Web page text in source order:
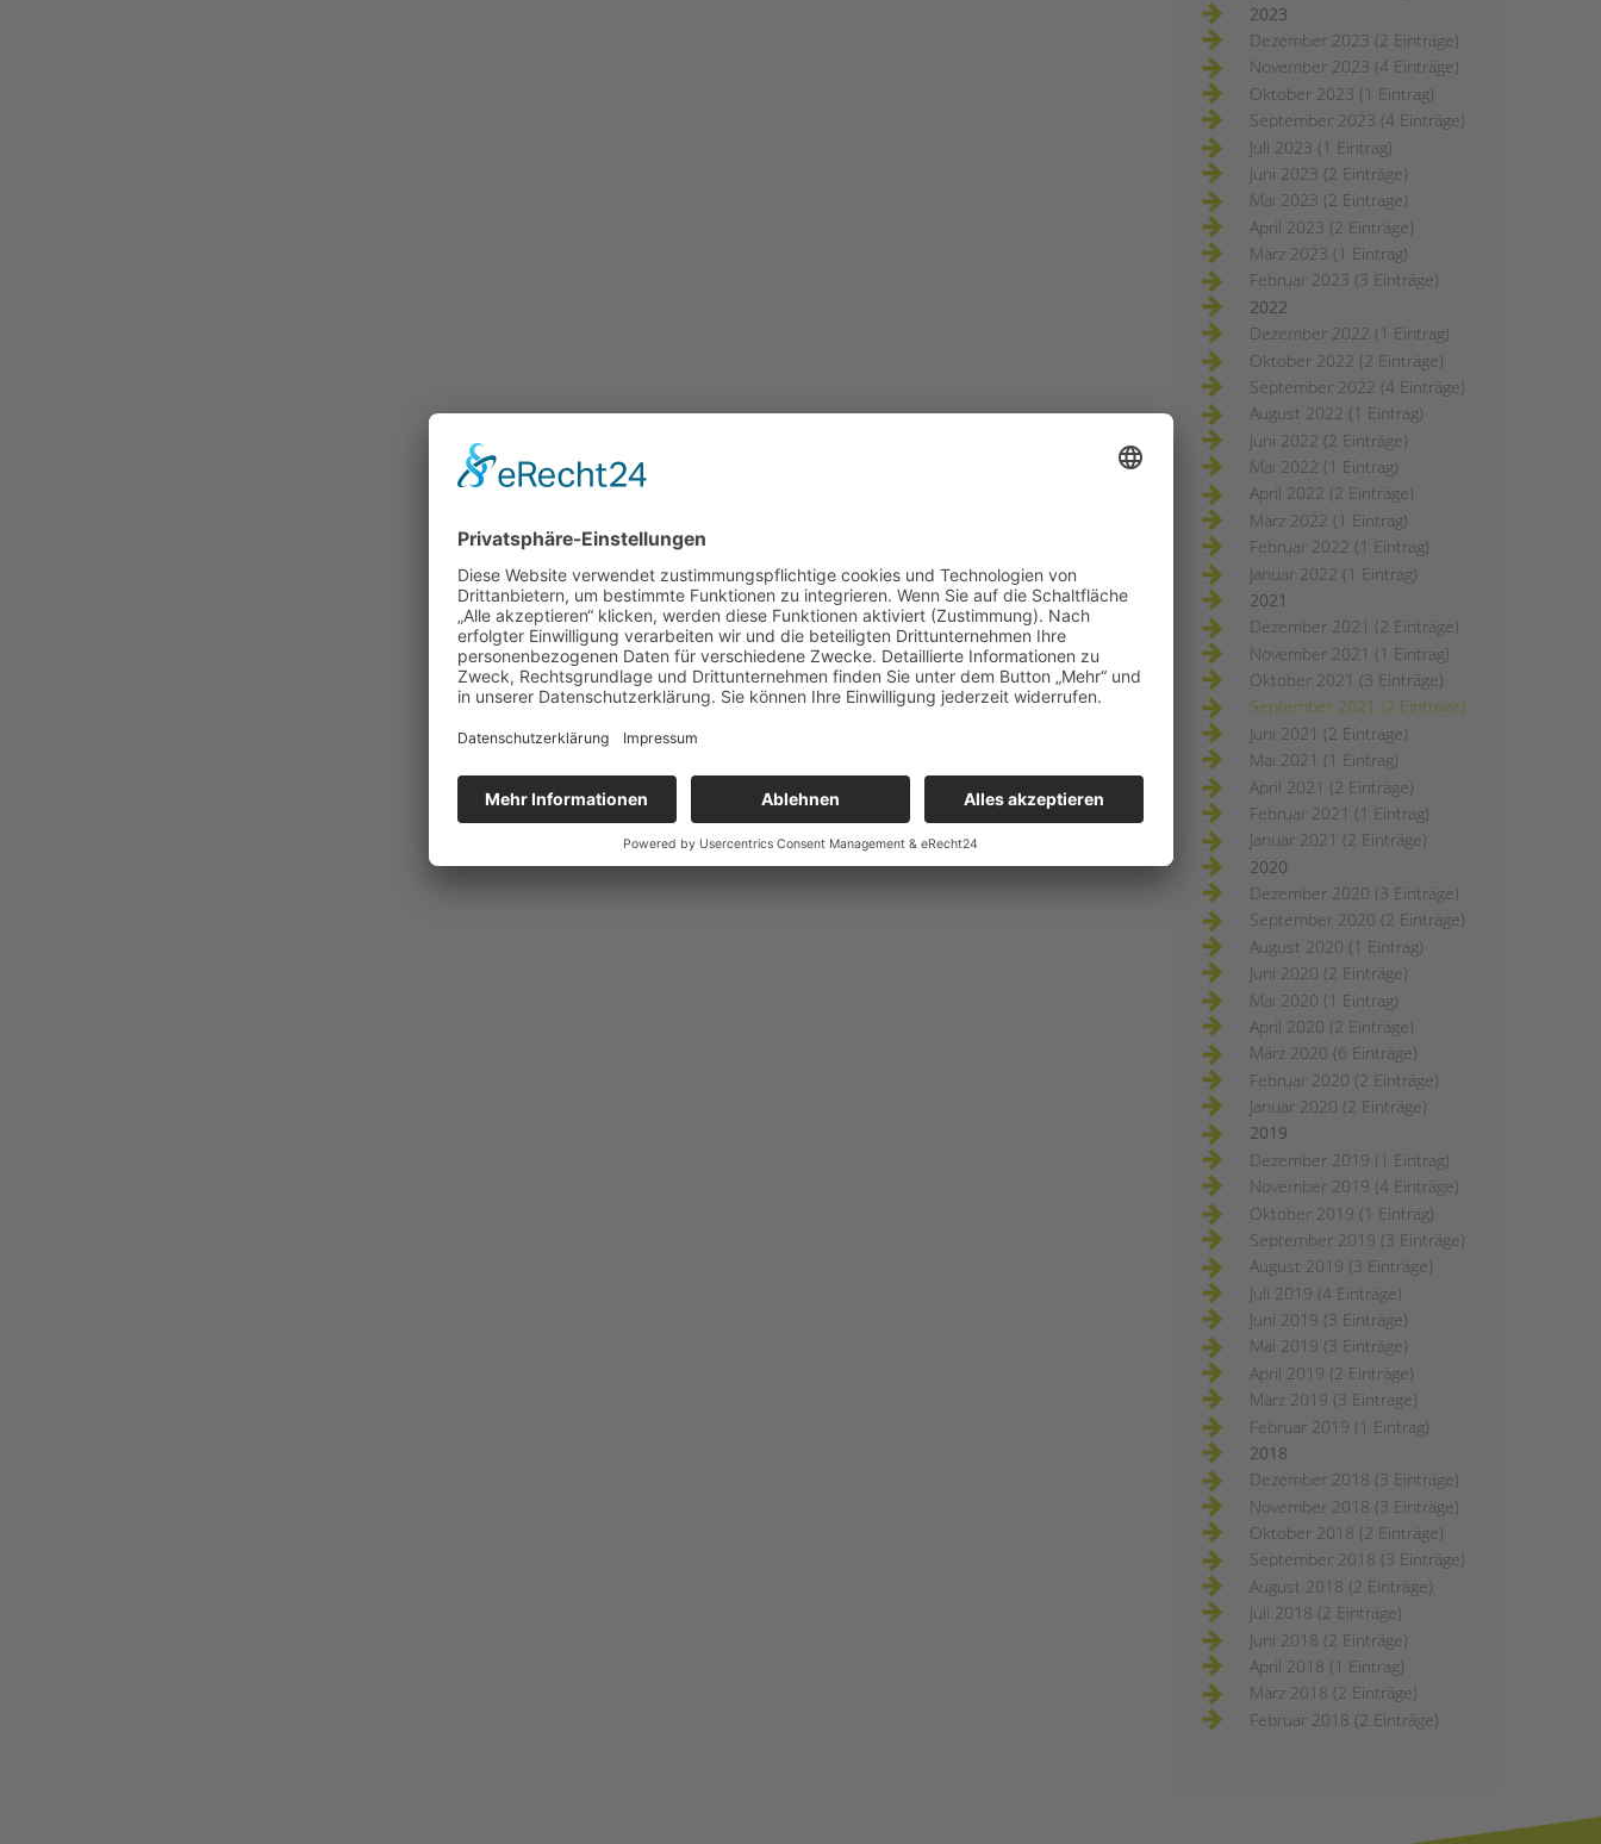
2023
Dezember 2023 (2 Einträge)
November 2023 (4 Einträge)
Oktober 2023 (1 Eintrag)
September 2023 (4 Einträge)
Juli 2023 (1 Eintrag)
Juni 2023 (2 Einträge)
Mai 2023 (2 Einträge)
April 2023 (2 Einträge)
März 2023 (1 Eintrag)
Februar 2023 (3 Einträge)
2022
Dezember 2022 (1 Eintrag)
Oktober 2022 (2 Einträge)
September 2022 (4 Einträge)
August 2022 (1 Eintrag)
Juni 2022 (2 Einträge)
Mai 2022 (1 Eintrag)
April 2022 (2 Einträge)
März 2022 (1 Eintrag)
Februar 2022 (1 Eintrag)
Januar 2022 (1 Eintrag)
2021
Dezember 2021 (2 Einträge)
November 2021 (1 Eintrag)
Oktober 2021 (3 Einträge)
September 2021 (2 Einträge)
Juni 2021 (2 Einträge)
Mai 2021 (1 Eintrag)
April 2021 (2 Einträge)
Februar 2021 (1 Eintrag)
Januar 2021 (2 Einträge)
2020
Dezember 2020 (3 Einträge)
September 2020 (2 Einträge)
August 2020 (1 Eintrag)
Juni 2020 (2 Einträge)
Mai 2020 (1 Eintrag)
April 2020 (2 Einträge)
März 2020 (6 Einträge)
Februar 2020 (2 Einträge)
Januar 2020 (2 Einträge)
2019
Dezember 2019 (1 Eintrag)
November 2019 (4 Einträge)
Oktober 2019 (1 Eintrag)
September 2019 (3 Einträge)
August 2019 (3 Einträge)
Juli 2019 (4 Einträge)
Juni 2019 (3 Einträge)
Mai 2019 (3 Einträge)
April 2019 (2 Einträge)
März 2019 (3 Einträge)
Februar 2019 (1 Eintrag)
2018
Dezember 2018 (3 Einträge)
November 2018 (3 Einträge)
Oktober 2018 (2 Einträge)
September 2018 (3 Einträge)
August 2018 (2 Einträge)
Juli 2018 (2 Einträge)
Juni 2018 (2 Einträge)
April 2018 (1 Eintrag)
März 2018 (2 Einträge)
Februar 2018 (2 Einträge)